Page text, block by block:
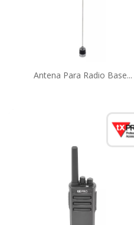
Antena Para Radio Base...